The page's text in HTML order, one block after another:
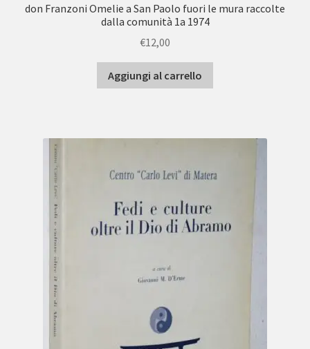
don Franzoni Omelie a San Paolo fuori le mura raccolte
dalla comunità 1a 1974
€12,00
Aggiungi al carrello